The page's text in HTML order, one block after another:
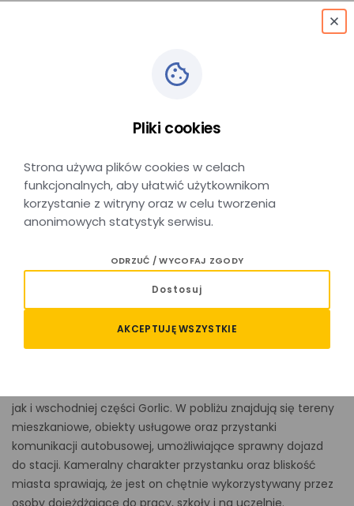
Gorlice Zagórzany
Stacja kolejowa Gorlice
Zagórzany – lokalizacja
Stacja kolejowa Gorlice Zagórzany położona jest
w miejscowości Zagórzany, tuż przy granicy
administracyjnej Gorlic, na linii kolejowej łączącej Stróże
jak i wschodniej części Gorlic. W pobliżu znajdują się tereny
mieszkaniowe, obiekty usługowe oraz przystanki
komunikacji autobusowej, umożliwiające sprawny dojazd
do stacji. Kameralny charakter przystanku oraz bliskość
miasta sprawiają, że jest on chętnie wykorzystywany przez
osoby dojeżdżające do pracy, szkoły i na uczelnie.
Pliki cookies
Strona używa plików cookies w celach
funkcjonalnych, aby ułatwić użytkownikom
korzystanie z witryny oraz w celu tworzenia
anonimowych statystyk serwisu.
ODRZUĆ / WYCOFAJ ZGODY
Dostosuj
AKCEPTUJĘ WSZYSTKIE